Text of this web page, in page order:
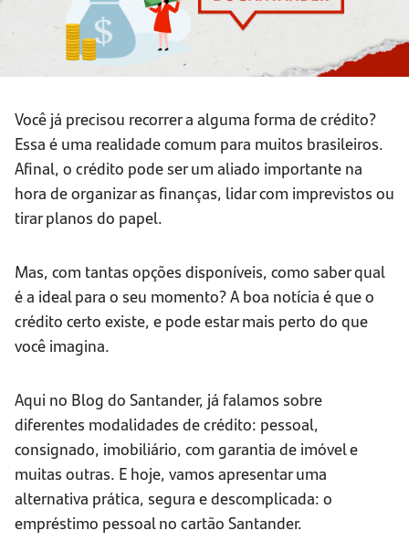
Você já precisou recorrer a alguma forma de crédito?
Essa é uma realidade comum para muitos brasileiros.
Afinal, o crédito pode ser um aliado importante na
hora de organizar as finanças, lidar com imprevistos ou
tirar planos do papel.
Mas, com tantas opções disponíveis, como saber qual
é a ideal para o seu momento? A boa notícia é que o
crédito certo existe, e pode estar mais perto do que
você imagina.
Aqui no Blog do Santander, já falamos sobre
diferentes modalidades de crédito: pessoal,
consignado, imobiliário, com garantia de imóvel e
muitas outras. E hoje, vamos apresentar uma
alternativa prática, segura e descomplicada: o
empréstimo pessoal no cartão Santander.